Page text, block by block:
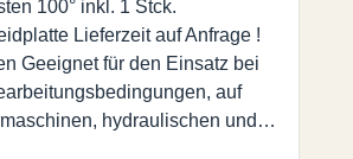
100° inkl. 1 Stck.
Lieferzeit auf Anfrage !
bei
auf
hydraulischen und